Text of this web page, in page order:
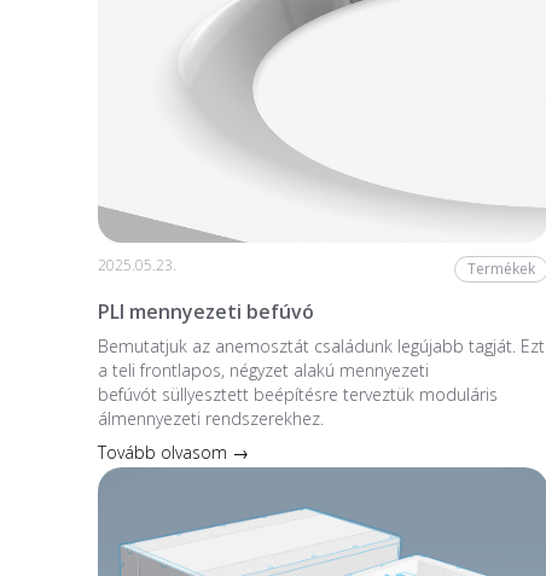
2025.05.23. Termékek
PLI mennyezeti befúvó
Bemutatjuk az anemosztát családunk legújabb tagját. Ezt
a teli frontlapos, négyzet alakú mennyezeti
befúvót süllyesztett beépítésre terveztük moduláris
álmennyezeti rendszerekhez.
Tovább olvasom →